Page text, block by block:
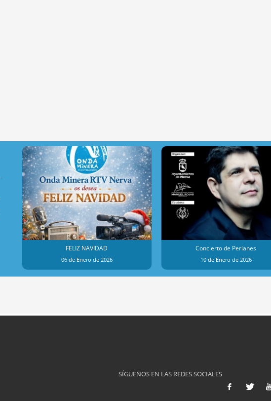
FELIZ NAVIDAD
06 de Enero de 2026
Concierto de Perianes
10 de Enero de 2026
SÍGUENOS EN LAS REDES SOCIALES